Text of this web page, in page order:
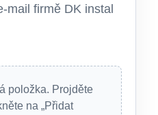
mail firmě DK instal
položka. Projděte
na „Přidat